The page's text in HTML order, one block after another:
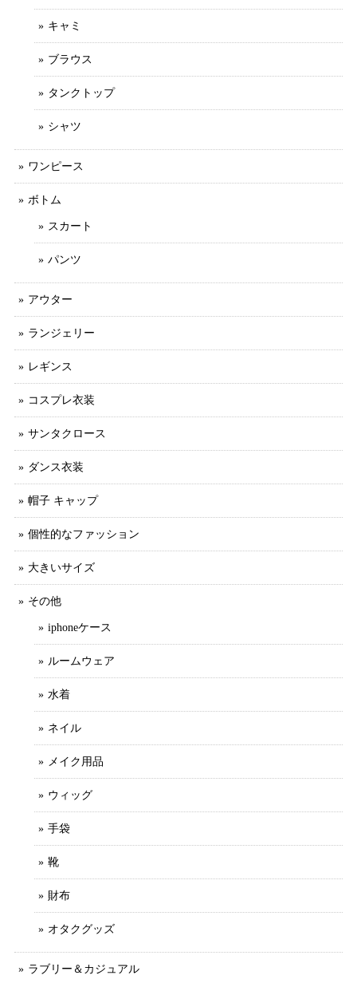
キャミ
ブラウス
タンクトップ
シャツ
ワンピース
ボトム
スカート
パンツ
アウター
ランジェリー
レギンス
コスプレ衣装
サンタクロース
ダンス衣装
帽子 キャップ
個性的なファッション
大きいサイズ
その他
iphoneケース
ルームウェア
水着
ネイル
メイク用品
ウィッグ
手袋
靴
財布
オタクグッズ
ラブリー＆カジュアル